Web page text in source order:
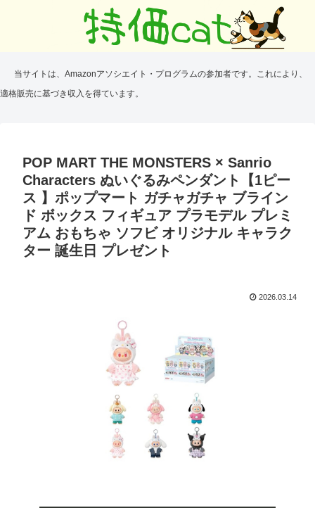
当サイトは、Amazonアソシエイト・プログラムの参加者です。これにより、
適格販売に基づき収入を得ています。
POP MART THE MONSTERS × Sanrio
Characters ぬいぐるみペンダント【1ピー
ス 】ポップマート ガチャガチャ ブライン
ド ボックス フィギュア プラモデル プレミ
アム おもちゃ ソフビ オリジナル キャラク
ター 誕生日 プレゼント
2026.03.14